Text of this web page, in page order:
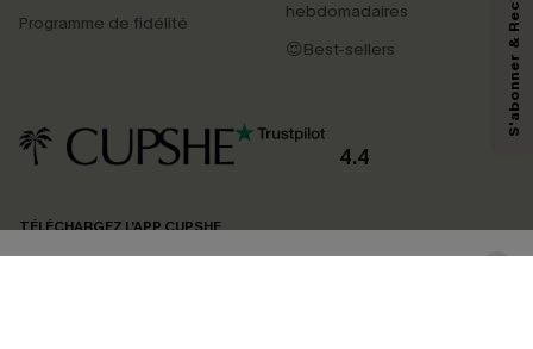
Programme de fidélité
hebdomadaires
😍Best-sellers
4.4
TÉLÉCHARGEZ L’APP CUPSHE
marketing (y compris du contenu généré par l'IA) de Cupshe et
reconnaissez avoir pris connaissance de nos
pouvons utiliser les données collectées sur notre site ainsi que des
produits susceptibles de vous intéresser, conformément à notre
Politique de
confidentialité
. Vous pouvez vous désabonner à tout moment.